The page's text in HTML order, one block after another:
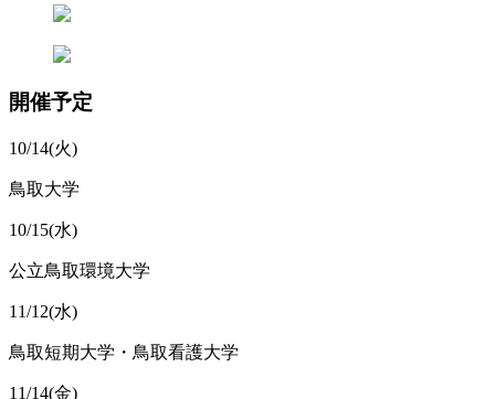
開催予定
10/14(火)
鳥取大学
10/15(水)
公立鳥取環境大学
11/12(水)
鳥取短期大学・鳥取看護大学
11/14(金)